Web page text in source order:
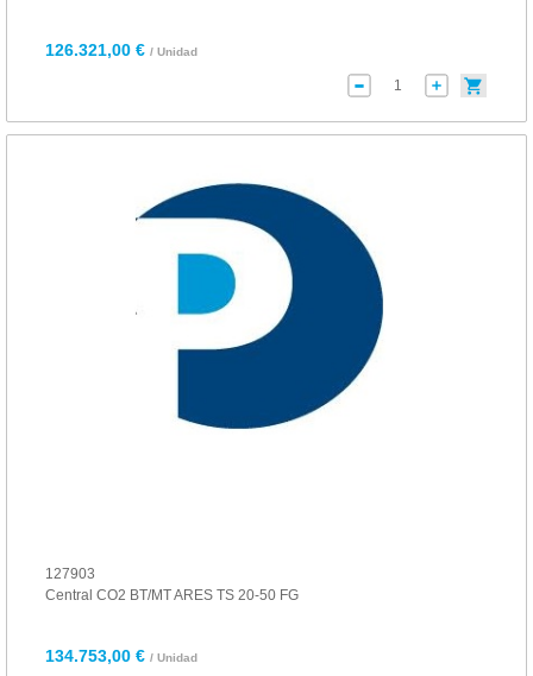
126.321,00 € / Unidad
127903
Central CO2 BT/MT ARES TS 20-50 FG
134.753,00 € / Unidad